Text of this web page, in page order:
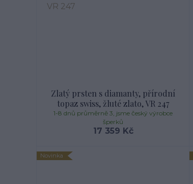
Zlatý prsten s diamanty, přírodní
topaz swiss, žluté zlato, VR 247
17 359 Kč
1-8 dnů průměrně 3, jsme český výrobce
šperků
Novinka